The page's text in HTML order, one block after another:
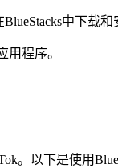
中下载和
用程序。
。以下是使用